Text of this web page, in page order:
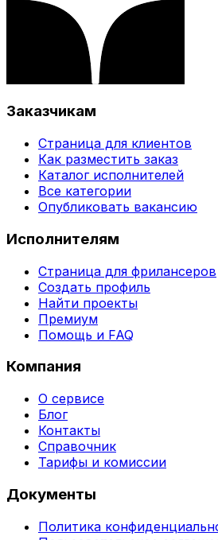
Заказчикам
Страница для клиентов
Как разместить заказ
Каталог исполнителей
Все категории
Опубликовать вакансию
Исполнителям
Страница для фрилансеров
Создать профиль
Найти проекты
Премиум
Помощь и FAQ
Компания
О сервисе
Блог
Контакты
Справочник
Тарифы и комиссии
Документы
Политика